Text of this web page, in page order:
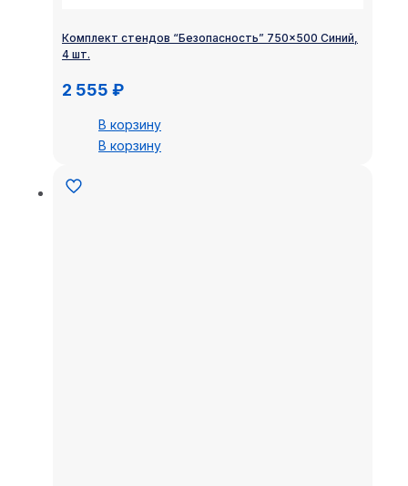
Комплект стендов “Безопасность” 750×500 Синий,
4 шт.
2 555 ₽
В корзину
В корзину